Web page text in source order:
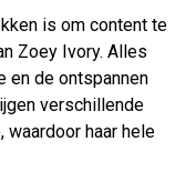
is om content te
Zoey Ivory. Alles
en de ontspannen
verschillende
haar hele